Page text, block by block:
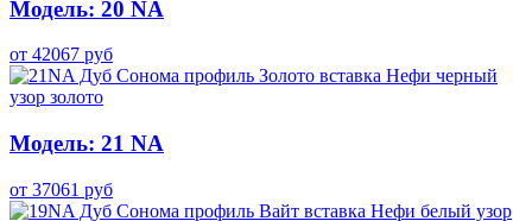
Модель: 20 NA
от 42067 руб
Модель: 21 NA
от 37061 руб